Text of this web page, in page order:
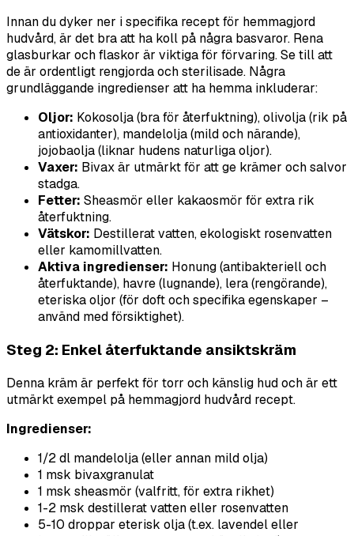
Innan du dyker ner i specifika recept för hemmagjord
hudvård, är det bra att ha koll på några basvaror. Rena
glasburkar och flaskor är viktiga för förvaring. Se till att
de är ordentligt rengjorda och sterilisade. Några
grundläggande ingredienser att ha hemma inkluderar:
Oljor: Kokosolja (bra för återfuktning), olivolja (rik på
antioxidanter), mandelolja (mild och närande),
jojobaolja (liknar hudens naturliga oljor).
Vaxer: Bivax är utmärkt för att ge krämer och salvor
stadga.
Fetter: Sheasmör eller kakaosmör för extra rik
återfuktning.
Vätskor: Destillerat vatten, ekologiskt rosenvatten
eller kamomillvatten.
Aktiva ingredienser: Honung (antibakteriell och
återfuktande), havre (lugnande), lera (rengörande),
eteriska oljor (för doft och specifika egenskaper –
använd med försiktighet).
Steg 2: Enkel återfuktande ansiktskräm
Denna kräm är perfekt för torr och känslig hud och är ett
utmärkt exempel på hemmagjord hudvård recept.
Ingredienser:
1/2 dl mandelolja (eller annan mild olja)
1 msk bivaxgranulat
1 msk sheasmör (valfritt, för extra rikhet)
1-2 msk destillerat vatten eller rosenvatten
5-10 droppar eterisk olja (t.ex. lavendel eller